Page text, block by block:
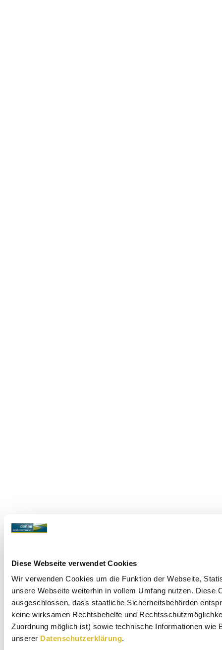
Diese Webseite verwendet Cookies
Wir verwenden Cookies um die Funktion der Webseite,
unsere Webseite weiterhin in vollem Umfang nutzen.
ausgeschlossen, dass staatliche Sicherheitsbehörden
keine wirksamen Rechtsbehelfe und
Zuordnung möglich ist) sowie technische Informationen wie
unserer Datenschutzerklärung.